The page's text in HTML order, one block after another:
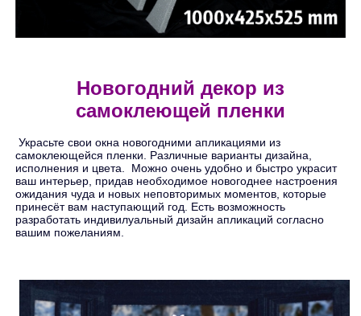
Новогодний декор из
самоклеющей пленки
Украсьте свои окна новогодними апликациями из
самоклеющейся пленки. Различные варианты дизайна,
исполнения и цвета. Можно очень удобно и быстро украсит
ваш интерьер, придав необходимое новогоднее настроения
ожидания чуда и новых неповторимых моментов, которые
принесёт вам наступающий год. Есть возможность
разработать индивилуальный дизайн апликаций согласно
вашим пожеланиям.